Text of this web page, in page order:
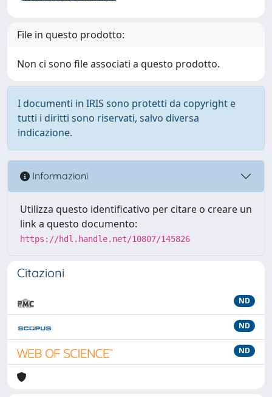
File in questo prodotto:
Non ci sono file associati a questo prodotto.
I documenti in IRIS sono protetti da copyright e
tutti i diritti sono riservati, salvo diversa
indicazione.
Informazioni
Utilizza questo identificativo per citare o creare un
link a questo documento:
https://hdl.handle.net/10807/145826
Citazioni
ND
ND
ND